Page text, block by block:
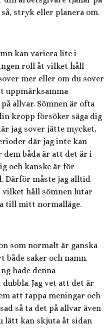
så, stryk eller planera om.
kan variera lite i
roll åt vilket håll
mer eller om du sover
uppmärksamma
allvar. Sömnen är ofta
kropp försöker säga dig
jag sover jätte mycket,
där jag inte kan
dem båda är att det är i
och kanske är för
Därför måste jag alltid
vilket håll sömnen lutar
till mitt normalläge.
som normalt är ganska
saker och namn.
hade denna
Jag vet att det är
att tappa meningar och
så ta det på allvar även
lätt kan skjuta åt sidan